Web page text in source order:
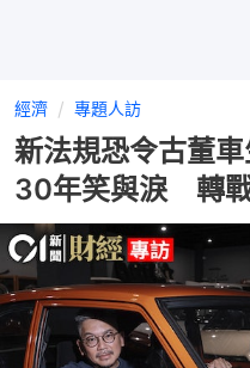
經濟 專題人訪
新法規恐令古董
30年笑與淚 轉